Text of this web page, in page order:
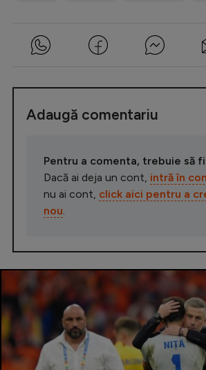
Adaugă comentariu
Pentru a comenta, trebuie să
Dacă ai deja un cont, intră în
nu ai cont, click aici pentru a
nou